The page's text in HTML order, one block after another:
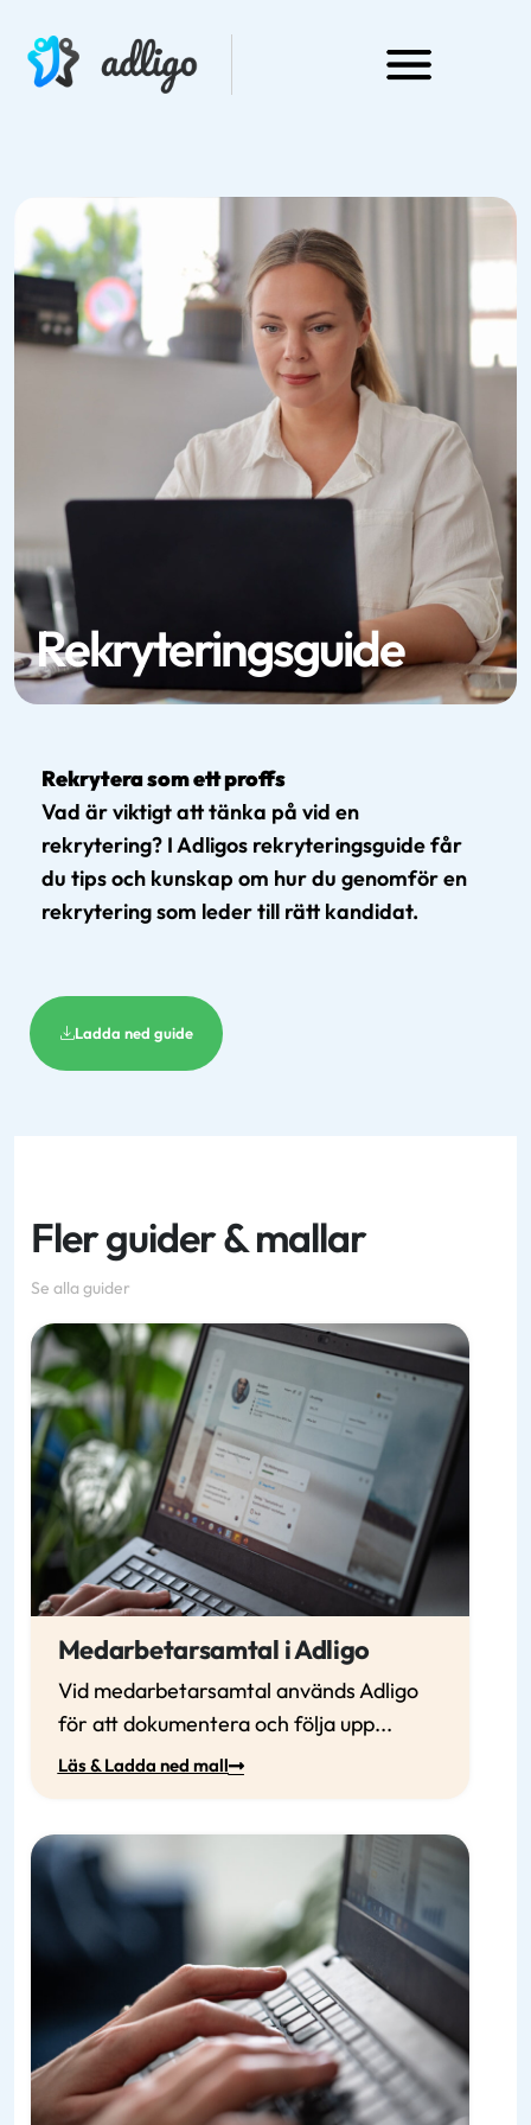
Rekryteringsguide
Rekrytera som ett proffs
Vad är viktigt att tänka på vid en
rekrytering? I Adligos rekryteringsguide får
du tips och kunskap om hur du genomför en
rekrytering som leder till rätt kandidat.
Ladda ned guide
Fler guider & mallar
Se alla guider
Medarbetarsamtal i Adligo
Vid medarbetarsamtal används Adligo
för att dokumentera och följa upp...
Läs & Ladda ned mall